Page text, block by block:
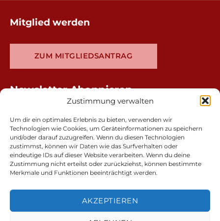
Zustimmung verwalten
Um dir ein optimales Erlebnis zu bieten, verwenden wir
Technologien wie Cookies, um Geräteinformationen zu speichern
und/oder darauf zuzugreifen. Wenn du diesen Technologien
zustimmst, können wir Daten wie das Surfverhalten oder
eindeutige IDs auf dieser Website verarbeiten. Wenn du deine
Zustimmung nicht erteilst oder zurückziehst, können bestimmte
Merkmale und Funktionen beeinträchtigt werden.
AKZEPTIEREN
Mitglied werden
ZUM MITGLIEDSANTRAG
Newsletter Abonnieren